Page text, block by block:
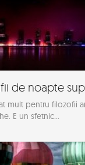
de noapte
mult pentru filozofii
E un sfetnic...